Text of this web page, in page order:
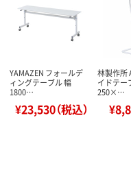
YAMAZEN フォールデ
ィングテーブル 幅
1800…
¥23,530（税込）
林製作所
イドテー
250×…